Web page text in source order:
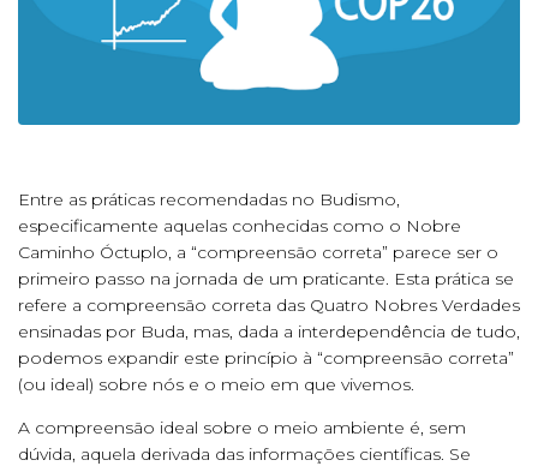
Entre as práticas recomendadas no Budismo,
especificamente aquelas conhecidas como o Nobre
Caminho Óctuplo, a “compreensão correta” parece ser o
primeiro passo na jornada de um praticante. Esta prática se
refere a compreensão correta das Quatro Nobres Verdades
ensinadas por Buda, mas, dada a interdependência de tudo,
podemos expandir este princípio à “compreensão correta”
(ou ideal) sobre nós e o meio em que vivemos.
A compreensão ideal sobre o meio ambiente é, sem
dúvida, aquela derivada das informações científicas. Se